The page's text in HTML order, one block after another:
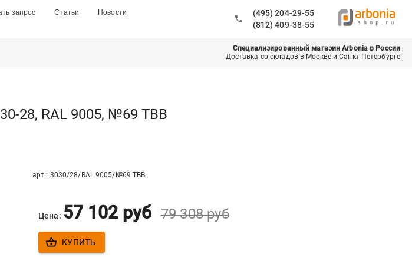
запрос Статьи
Новости
(495) 204-29-55
(812) 409-38-55
Специализированный магазин Arbonia в России
Доставка со складов в Москве и Санкт-Петербурге
28, RAL 9005, №69 ТВВ
арт.: 3030/28/RAL 9005/№69 ТВВ
Цена: 57 102 руб 79 308руб
КУПИТЬ